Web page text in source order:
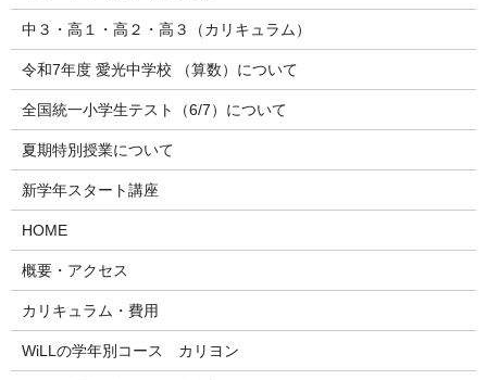
中３・高１・高２・高３（カリキュラム）
令和7年度 愛光中学校 （算数）について
全国統一小学生テスト（6/7）について
夏期特別授業について
新学年スタート講座
HOME
概要・アクセス
カリキュラム・費用
WiLLの学年別コース カリヨン